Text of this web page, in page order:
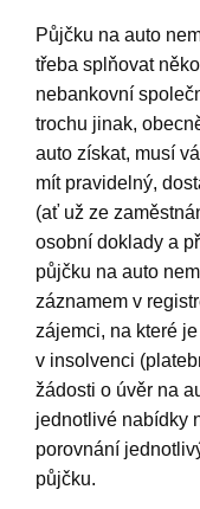
Půjčku na auto
třeba splňovat
nebankovní
trochu jinak,
auto získat, musí
mít pravidelný,
(ať už ze
osobní doklady a
půjčku na auto
záznamem v
zájemci, na které
v insolvenci
žádosti o úvěr na
jednotlivé nabídky
porovnání
půjčku.